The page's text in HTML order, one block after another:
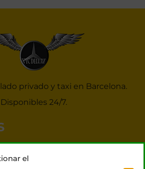
el
privado y taxi en Barcelona.
Disponibles 24/7.